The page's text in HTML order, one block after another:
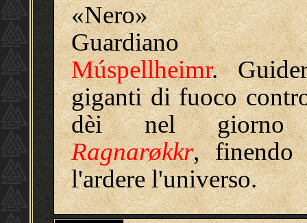
«Nero»
Guardiano
Múspellheimr.
giganti di fuoco
dèi nel
Ragnarøkkr, finendo
l'ardere l'universo.